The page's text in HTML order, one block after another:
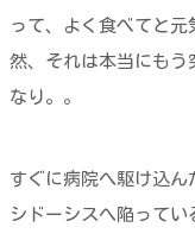
って、よく食べてと
然、それは本当にもう
なり。。
すぐに病院へ駆け込
シドーシスへ陥ってい